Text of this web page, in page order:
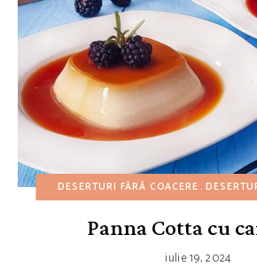
DESERTURI FĂRĂ COACERE
Panna Cotta cu
iulie 19, 2024